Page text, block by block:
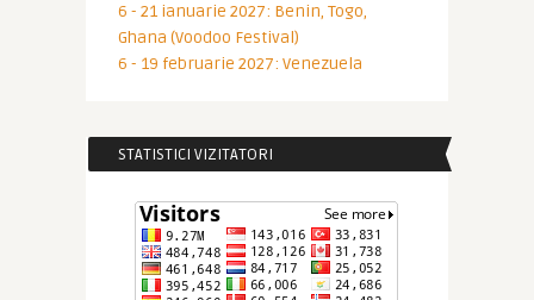
6 - 21 ianuarie 2027: Benin, Togo,
Ghana (Voodoo Festival)
6 - 19 februarie 2027: Venezuela
STATISTICI VIZITATORI